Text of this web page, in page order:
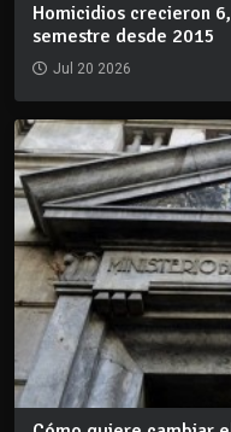
Homicidios crecieron
semestre desde 2015
Jul 20 2026